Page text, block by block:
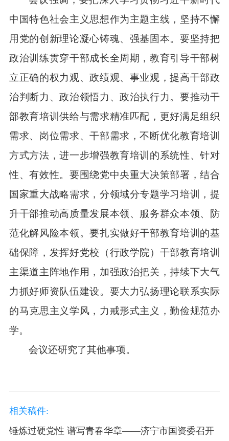
中国特色社会主义思想作为主题主线，坚持不懈
用党的创新理论凝心铸魂、强基固本。要坚持把
政治训练贯穿干部成长全周期，教育引导干部树
立正确的权力观、政绩观、事业观，提高干部政
治判断力、政治领悟力、政治执行力。要推动干
部教育培训供给与需求精准匹配，更好满足组织
需求、岗位需求、干部需求，不断优化教育培训
方式方法，进一步增强教育培训的系统性、针对
性、有效性。要围绕党中央重大决策部署，结合
国家重大战略需求，分领域分专题学习培训，提
升干部推动高质量发展本领、服务群众本领、防
范化解风险本领。要扎实做好干部教育培训的基
础保障，发挥好党校（行政学院）干部教育培训
主渠道主阵地作用，加强政治把关，持续下大气
力抓好师资队伍建设。要大力弘扬理论联系实际
的马克思主义学风，力戒形式主义，勤俭规范办
学。
会议还研究了其他事项。
相关稿件:
锤炼过硬党性 谱写青春华章——济宁市国资委召开